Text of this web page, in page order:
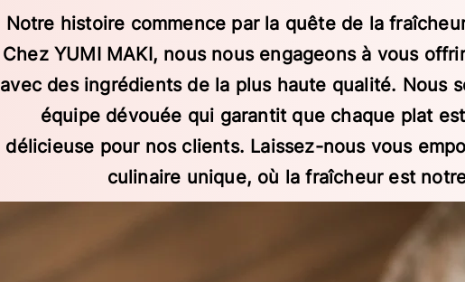
Notre histoire commence par la quête de la
Chez YUMI MAKI, nous nous engageons à vous
avec des ingrédients de la plus haute qualité. Nous
équipe dévouée qui garantit que chaque plat
délicieuse pour nos clients. Laissez-nous vous
culinaire unique, où la fraîcheur est